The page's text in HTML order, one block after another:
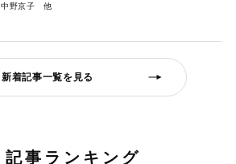
中野京子
新着記事一覧を見る
記事ランキング